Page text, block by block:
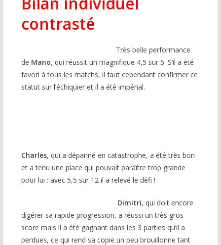
contrasté
Très belle performance
de Mano, qui réussit un magnifique 4,5 sur 5. S’il a été
favori à tous les matchs, il faut cependant confirmer ce
statut sur l’échiquier et il a été impérial.
Charles, qui a dépanné en catastrophe, a été très bon
et a tenu une place qui pouvait paraître trop grande
pour lui : avec 5,5 sur 12 il a relevé le défi !
Dimitri, qui doit encore
digérer sa rapide progression, a réussi un très gros
score mais il a été gagnant dans les 3 parties qu’il a
perdues, ce qui rend sa copie un peu brouillonne tant